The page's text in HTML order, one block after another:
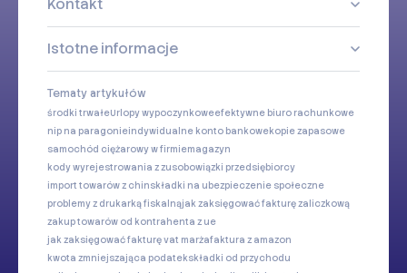
Kontakt
Istotne informacje
Tematy artykułów
środki trwałeUrlopy wypoczynkoweefektywne biuro rachunkowe
nip na paragonieindywidualne konto bankowekopie zapasowe
samochód ciężarowy w firmiemagazyn
kody wyrejestrowania z zusobowiązki przedsiębiorcy
import towarów z chinskładki na ubezpieczenie społeczne
problemy z drukarką fiskalnąjak zaksięgować fakturę zaliczkową
zakup towarów od kontrahenta z ue
jak zaksięgować fakturę vat marżafaktura z amazon
kwota zmniejszająca podatekskładki od przychodu